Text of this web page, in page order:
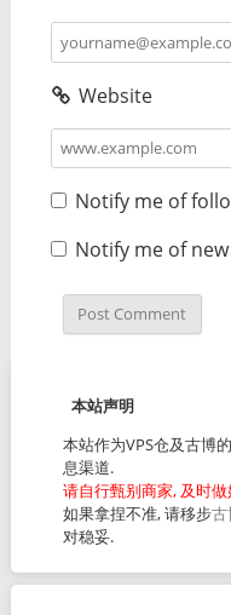
Website
Notify me of
Notify me of
本站声明
本站作为VPS仓及古博
息渠道.
请自行甄别商家, 及时
如果拿捏不准, 请移步古
对稳妥.